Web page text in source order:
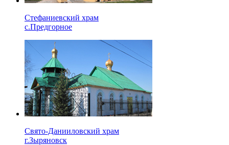
Стефаниевский храм
с.Предгорное
Свято-Данииловский храм
г.Зыряновск